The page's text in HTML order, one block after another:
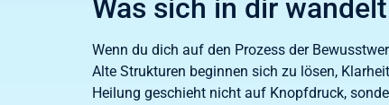
Was sich in dir wandelt
Wenn du dich auf den Prozess der
Alte Strukturen beginnen sich zu lösen,
Heilung geschieht nicht auf Knopfdruck,